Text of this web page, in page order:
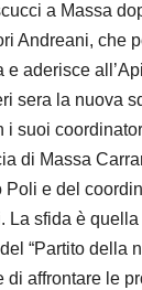
a Massa
Andreani, che
aderisce
sera la nuova
i suoi
di Massa
Poli e del
La sfida è
“Partito della
di affrontare le